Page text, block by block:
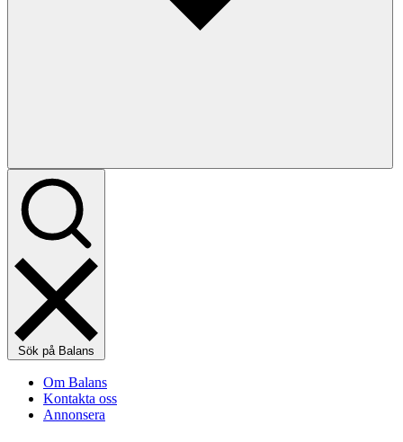
Sök på Balans
Om Balans
Kontakta oss
Annonsera